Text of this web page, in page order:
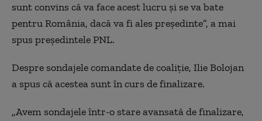
sunt convins că va face acest lucru şi se va bate
pentru România, dacă va fi ales preşedinte”, a mai
spus preşedintele PNL.
Despre sondajele comandate de coaliţie, Ilie Bolojan
a spus că acestea sunt în curs de finalizare.
„Avem sondajele într-o stare avansată de finalizare,